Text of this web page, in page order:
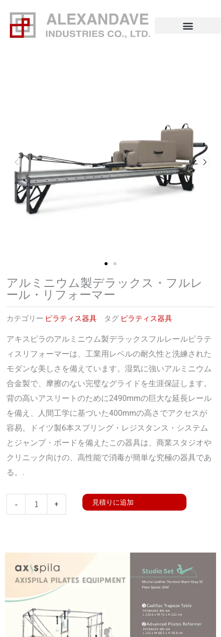
アルミニウム製デラックス・フルレ
ール・リフォーマー
カテゴリー ピラティス器具 タグ ピラティス器具
アキスピラのアルミニウム製デラックスフルレールピラテ
ィスリフォーマーは、工業用レベルの耐久性と洗練された
モダンな美しさを備えています。湿気に強いアルミニウム
合金製で、摩擦のない完璧なグライドを生涯保証します。
背の高いアスリートのために2490mmの巨大な延長レール
を備え、人間工学に基づいた400mmの高さでアクセスが
容易。ドイツ製6本スプリング・レジスタンス・システム
とジャンプ・ボードを備えたこの器具は、商業スタジオや
クリニック向けの、高性能で消毒が簡単な究極の器具であ
る。.
-
Aluminum
Deluxe
+ 見積りに追加